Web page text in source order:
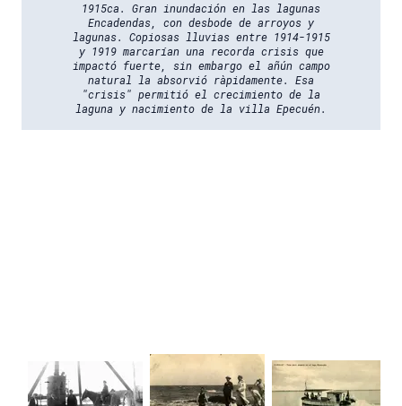
1915ca. Gran inundación en las lagunas
Encadendas, con desbode de arroyos y
lagunas. Copiosas lluvias entre 1914-1915
y 1919 marcarían una recorda crisis que
impactó fuerte, sin embargo el añún campo
natural la absorvió ràpidamente. Esa
"crisis" permitió el crecimiento de la
laguna y nacimiento de la villa Epecuén.